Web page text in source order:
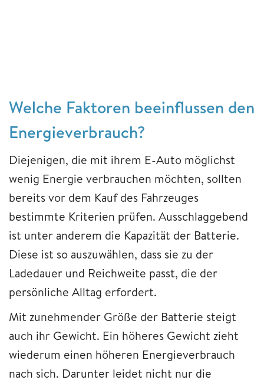
Welche Faktoren beeinflussen den
Energieverbrauch?
Diejenigen, die mit ihrem E-Auto möglichst
wenig Energie verbrauchen möchten, sollten
bereits vor dem Kauf des Fahrzeuges
bestimmte Kriterien prüfen. Ausschlaggebend
ist unter anderem die Kapazität der Batterie.
Diese ist so auszuwählen, dass sie zu der
Ladedauer und Reichweite passt, die der
persönliche Alltag erfordert.
Mit zunehmender Größe der Batterie steigt
auch ihr Gewicht. Ein höheres Gewicht zieht
wiederum einen höheren Energieverbrauch
nach sich. Darunter leidet nicht nur die